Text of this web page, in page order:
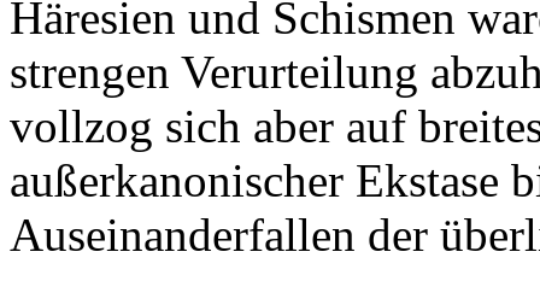
Häresien und Schismen
strengen Verurteilung
vollzog sich aber auf
außerkanonischer Ekstase
Auseinanderfallen der